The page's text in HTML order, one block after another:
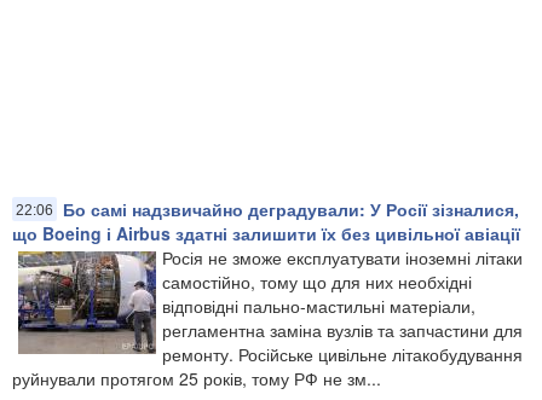
22:06
Бо самі надзвичайно деградували: У Росії зізналися,
що Boeing і Airbus здатні залишити їх без цивільної авіації
Росія не зможе експлуатувати іноземні літаки
самостійно, тому що для них необхідні
відповідні пально-мастильні матеріали,
регламентна заміна вузлів та запчастини для
ремонту. Російське цивільне літакобудування
руйнували протягом 25 років, тому РФ не зм...